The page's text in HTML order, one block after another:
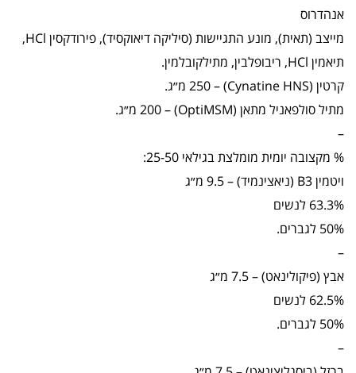
אנהדרוס
מייצב (תאית), מונע התגיישות (סיליקה דיאוקסיד), פירודקסין HCl,
תיאמין HCl, ריבופלבין, מתילקובלמין.
קרטין (Cynatine HNS) – 250 מ״ג.
מתיל סולפאניל מתאן (OptiMSM) – 200 מ״ג.
–
% מקצובה יומית מומלצת בגילאי 25-50:
ויטמין B3 (ניאצינמיד) – 9.5 מ״ג
63.3% לנשים
50% לגברים.
–
אבץ (פיקולינאט) – 7.5 מ״ג
62.5% לנשים
50% לגברים.
–